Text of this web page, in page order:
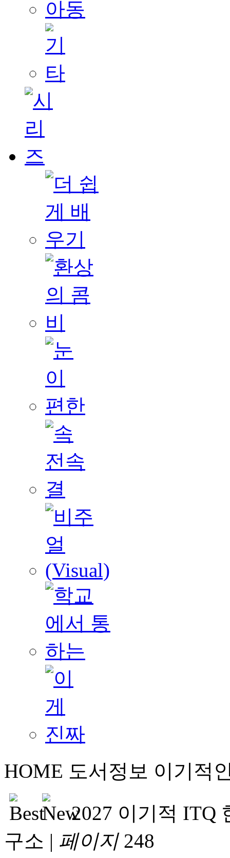
HOME 도서정보 이기적
2027 이기적 ITQ
구소 | 페이지248